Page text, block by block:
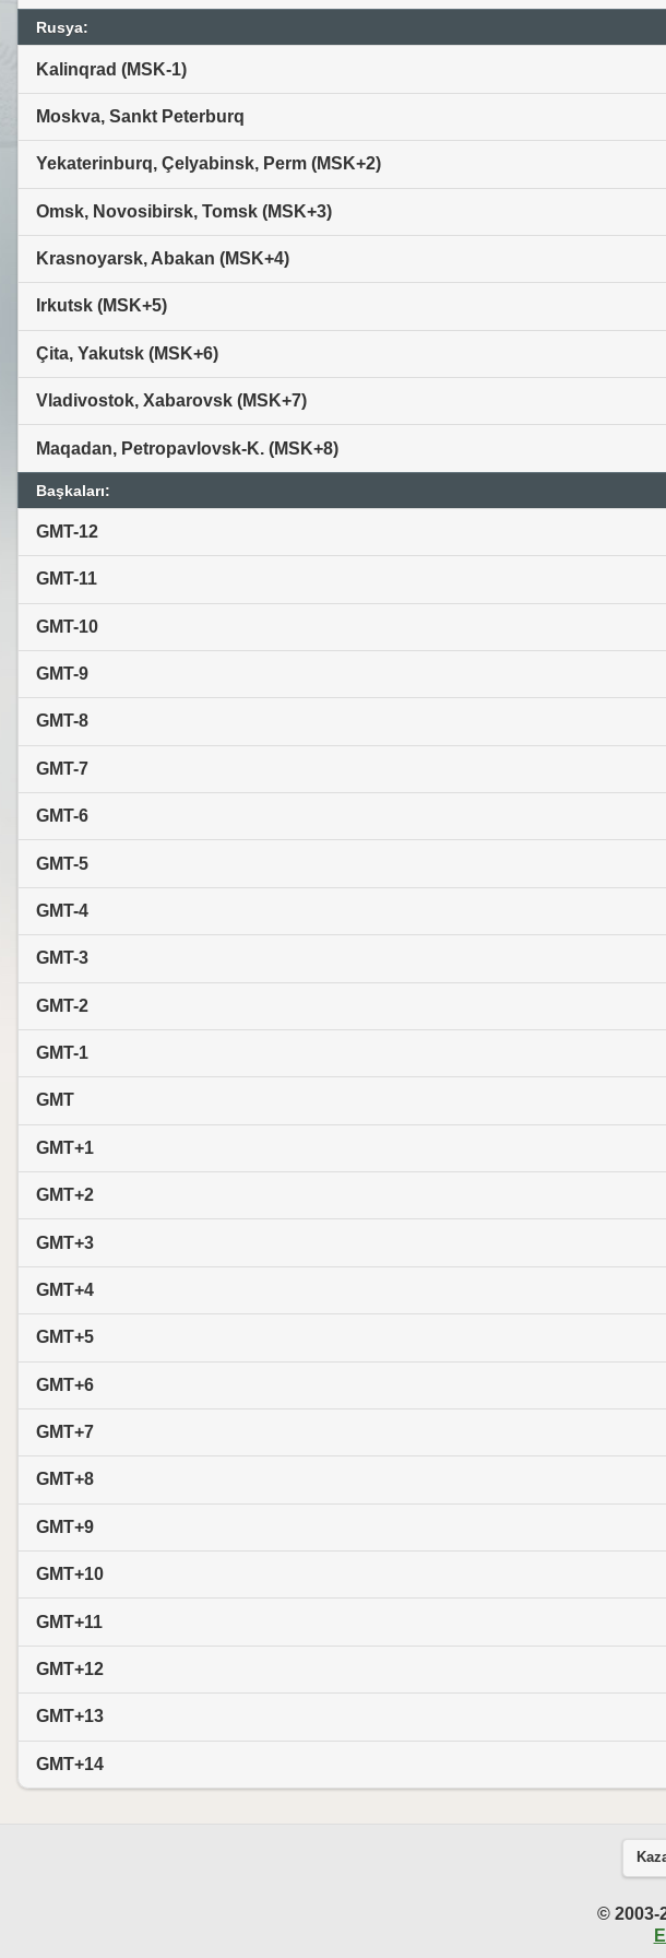
Rusya:
Kalinqrad (MSK-1)
Moskva, Sankt Peterburq
Yekaterinburq, Çelyabinsk, Perm (MSK+2)
Omsk, Novosibirsk, Tomsk (MSK+3)
Krasnoyarsk, Abakan (MSK+4)
Irkutsk (MSK+5)
Çita, Yakutsk (MSK+6)
Vladivostok, Xabarovsk (MSK+7)
Maqadan, Petropavlovsk-K. (MSK+8)
Başkaları:
GMT-12
GMT-11
GMT-10
GMT-9
GMT-8
GMT-7
GMT-6
GMT-5
GMT-4
GMT-3
GMT-2
GMT-1
GMT
GMT+1
GMT+2
GMT+3
GMT+4
GMT+5
GMT+6
GMT+7
GMT+8
GMT+9
GMT+10
GMT+11
GMT+12
GMT+13
GMT+14
© 2003-